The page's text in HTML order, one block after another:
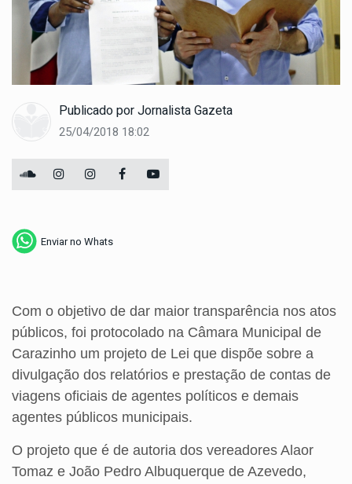
Publicado porJornalista Gazeta
25/04/2018 18:02
Enviar no Whats
Com o objetivo de dar maior transparência nos atos
públicos, foi protocolado na Câmara Municipal de
Carazinho um projeto de Lei que dispõe sobre a
divulgação dos relatórios e prestação de contas de
viagens oficiais de agentes políticos e demais
agentes públicos municipais.
O projeto que é de autoria dos vereadores Alaor
Tomaz e João Pedro Albuquerque de Azevedo,